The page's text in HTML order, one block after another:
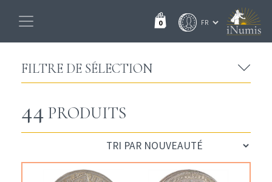
0
FILTRE DE SÉLECTION
44 PRODUITS